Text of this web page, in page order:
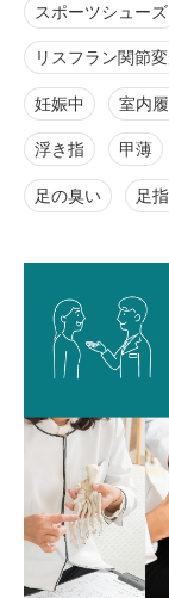
スポーツシューズ
リスフラン関節
妊娠中 室内
浮き指 甲薄
足の臭い 足